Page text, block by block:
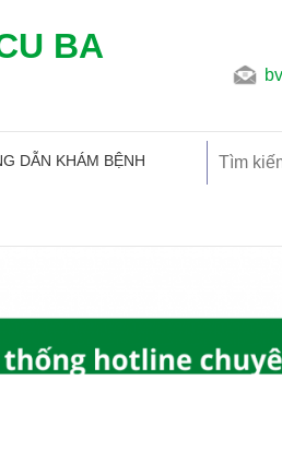
BA
DẪN KHÁM BỆNH